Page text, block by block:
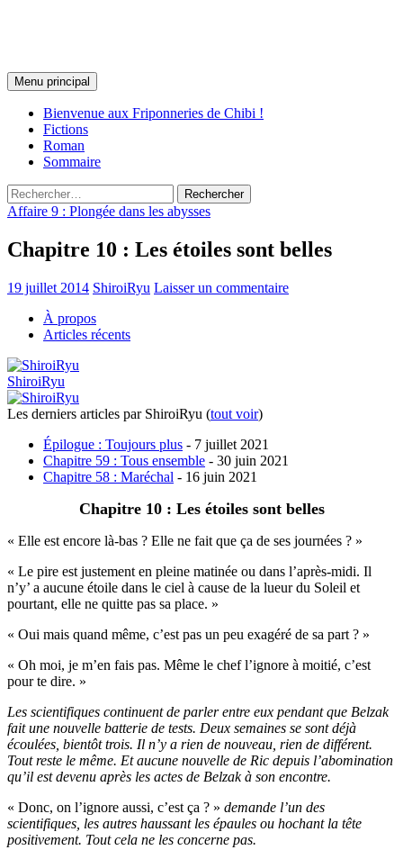
Recherche
Menu principal
Aller
au
contenu
Bienvenue aux Friponneries de Chibi !
Fictions
Roman
Sommaire
Rechercher :
Affaire 9 : Plongée dans les abysses
Chapitre 10 : Les étoiles sont belles
19 juillet 2014 ShiroiRyu Laisser un commentaire
À propos
Articles récents
ShiroiRyu
Les derniers articles par ShiroiRyu (tout voir)
Épilogue : Toujours plus - 7 juillet 2021
Chapitre 59 : Tous ensemble - 30 juin 2021
Chapitre 58 : Maréchal - 16 juin 2021
Chapitre 10 : Les étoiles sont belles
« Elle est encore là-bas ? Elle ne fait que ça de ses journées ? »
« Le pire est justement en pleine matinée ou dans l’après-midi. Il
n’y’ a aucune étoile dans le ciel à cause de la lueur du Soleil et
pourtant, elle ne quitte pas sa place. »
« Oui mais quand même, c’est pas un peu exagéré de sa part ? »
« Oh moi, je m’en fais pas. Même le chef l’ignore à moitié, c’est
pour te dire. »
Les scientifiques continuent de parler entre eux pendant que Belzak
fait une nouvelle batterie de tests. Deux semaines se sont déjà
écoulées, bientôt trois. Il n’y a rien de nouveau, rien de différent.
Tout reste le même. Et aucune nouvelle de Ric depuis l’abomination
qu’il est devenu après les actes de Belzak à son encontre.
« Donc, on l’ignore aussi, c’est ça ? » demande l’un des
scientifiques, les autres haussant les épaules ou hochant la tête
positivement. Tout cela ne les concerne pas.